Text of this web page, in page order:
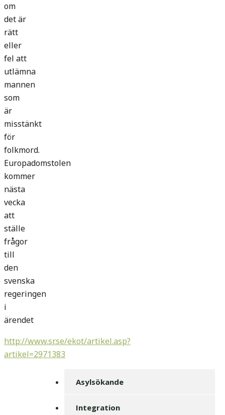
om
det är
rätt
eller
fel att
utlämna
mannen
som
är
misstänkt
för
folkmord.
Europadomstolen
kommer
nästa
vecka
att
ställe
frågor
till
den
svenska
regeringen
i
ärendet
http://www.sr.se/ekot/artikel.asp?
artikel=2971383
Asylsökande
Integration